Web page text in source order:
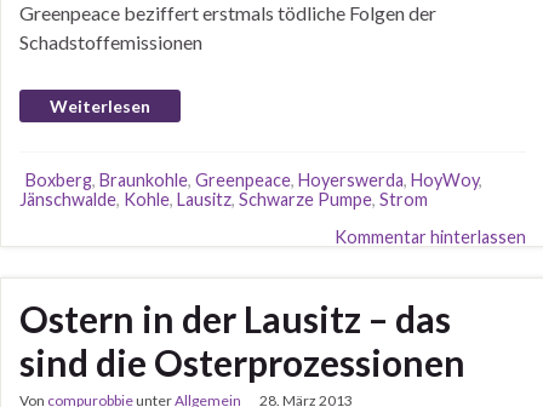
Greenpeace beziffert erstmals tödliche Folgen der
Schadstoffemissionen
Weiterlesen
Boxberg, Braunkohle, Greenpeace, Hoyerswerda, HoyWoy,
Jänschwalde, Kohle, Lausitz, Schwarze Pumpe, Strom
Kommentar hinterlassen
Ostern in der Lausitz – das
sind die Osterprozessionen
Von compurobbieunterAllgemein 28. März 2013